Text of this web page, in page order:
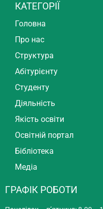
КАТЕГОРІЇ
Головна
Про нас
Структура
Абітурієнту
Студенту
Діяльність
Якість освіти
Освітній портал
Бібліотека
Медіа
ГРАФІК РОБОТИ